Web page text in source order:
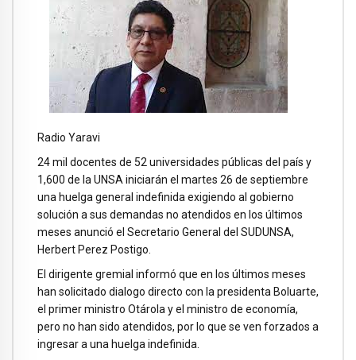
Radio Yaravi
24 mil docentes de 52 universidades públicas del país y
1,600 de la UNSA iniciarán el martes 26 de septiembre
una huelga general indefinida exigiendo al gobierno
solución a sus demandas no atendidos en los últimos
meses anunció el Secretario General del SUDUNSA,
Herbert Perez Postigo.
El dirigente gremial informó que en los últimos meses
han solicitado dialogo directo con la presidenta Boluarte,
el primer ministro Otárola y el ministro de economía,
pero no han sido atendidos, por lo que se ven forzados a
ingresar a una huelga indefinida.